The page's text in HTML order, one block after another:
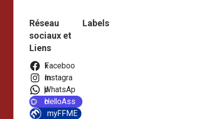
Réseau
sociaux et
Liens
Facebook
Instagram
WhatsApp
HelloAsso
myFFME
Labels